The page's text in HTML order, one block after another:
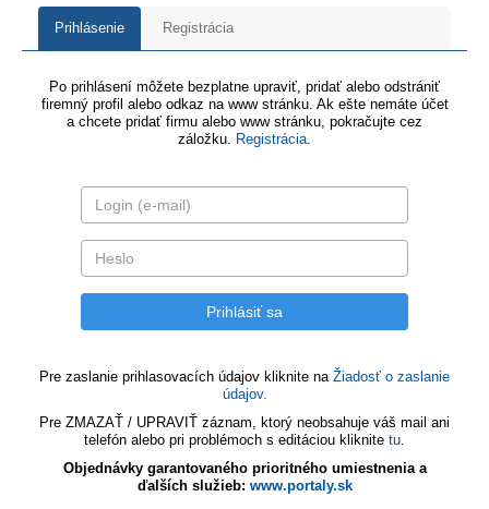
Prihlásenie Registrácia
Po prihlásení môžete bezplatne upraviť, pridať alebo odstrániť
firemný profil alebo odkaz na www stránku. Ak ešte nemáte účet
a chcete pridať firmu alebo www stránku, pokračujte cez
záložku. Registrácia.
Pre zaslanie prihlasovacích údajov kliknite na Žiadosť o zaslanie
údajov.
Pre ZMAZAŤ / UPRAVIŤ záznam, ktorý neobsahuje váš mail ani
telefón alebo pri problémoch s editáciou kliknite tu.
Objednávky garantovaného prioritného umiestnenia a
ďalších služieb: www.portaly.sk